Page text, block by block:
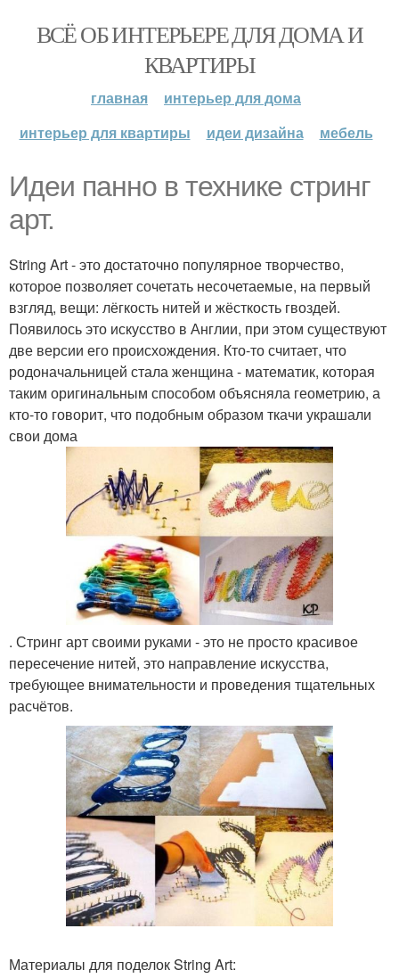
ВСЁ ОБ ИНТЕРЬЕРЕ ДЛЯ ДОМА И
КВАРТИРЫ
главная
интерьер для дома
интерьер для квартиры
идеи дизайна мебель
Идеи панно в технике стринг
арт.
String Art - это достаточно популярное творчество,
которое позволяет сочетать несочетаемые, на первый
взгляд, вещи: лёгкость нитей и жёсткость гвоздей.
Появилось это искусство в Англии, при этом существуют
две версии его происхождения. Кто-то считает, что
родоначальницей стала женщина - математик, которая
таким оригинальным способом объясняла геометрию, а
кто-то говорит, что подобным образом ткачи украшали
свои дома
. Стринг арт своими руками - это не просто красивое
пересечение нитей, это направление искусства,
требующее внимательности и проведения тщательных
расчётов.
Материалы для поделок String Art: